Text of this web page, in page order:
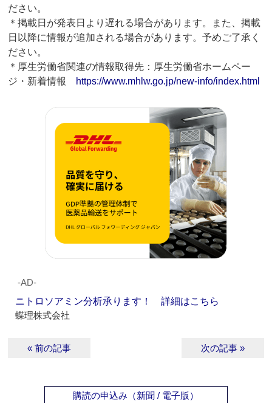
ださい。
＊掲載日が発表日より遅れる場合があります。また、掲載
日以降に情報が追加される場合があります。予めご了承く
ださい。
＊厚生労働省関連の情報取得先：厚生労働省ホームペー
ジ・新着情報 https://www.mhlw.go.jp/new-info/index.html
‐AD‐
ニトロソアミン分析承ります！ 詳細はこちら
蝶理株式会社
« 前の記事 次の記事 »
購読の申込み（新聞 / 電子版）